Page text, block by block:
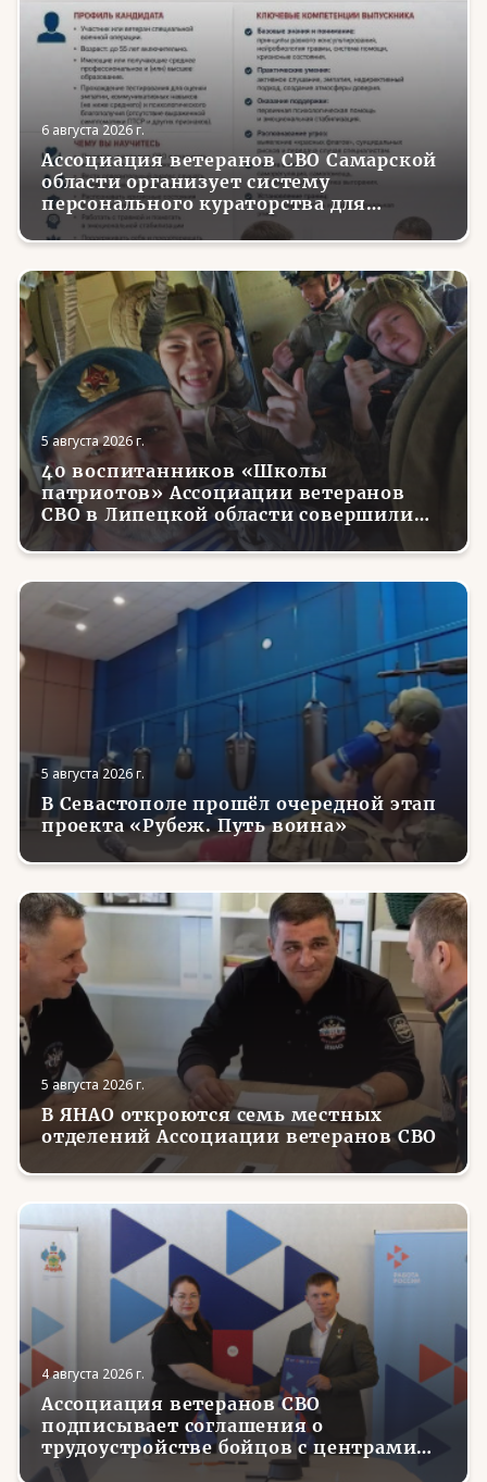
6 августа 2026 г.
Ассоциация ветеранов СВО Самарской
области организует систему
персонального кураторства для
трудоустройства и социализации
вернувшихся с фронта бойцов
5 августа 2026 г.
40 воспитанников «Школы
патриотов» Ассоциации ветеранов
СВО в Липецкой области совершили
первые парашютные прыжки
5 августа 2026 г.
В Севастополе прошёл очередной этап
проекта «Рубеж. Путь воина»
5 августа 2026 г.
В ЯНАО откроются семь местных
отделений Ассоциации ветеранов СВО
4 августа 2026 г.
Ассоциация ветеранов СВО
подписывает соглашения о
трудоустройстве бойцов с центрами
занятости в регионах России